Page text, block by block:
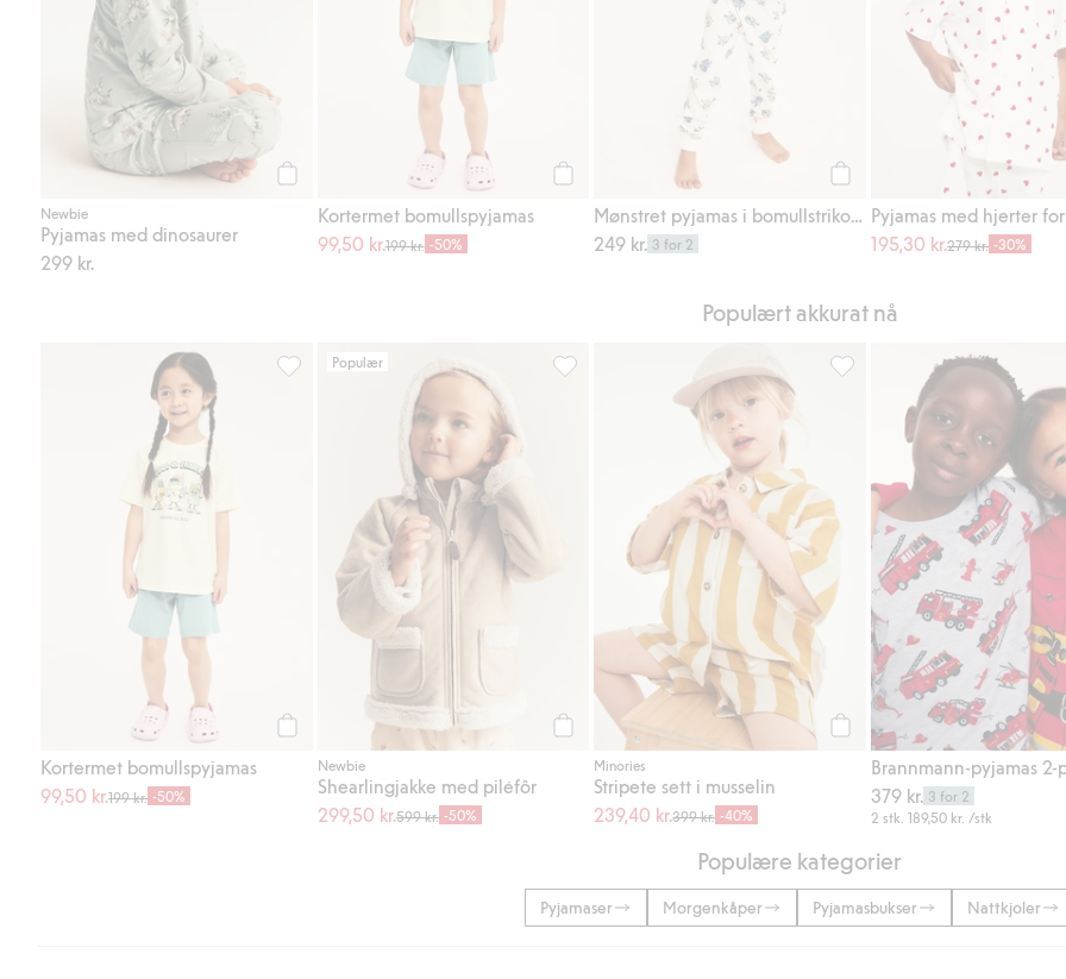
Newbie
Pyjamas med dinosaurer
299 kr.
Kortermet bomullspyjamas
99,50 kr.199 kr. -50%
Mønstret pyjamas i bomullstrikot med dinosaurmønster
249 kr. 3 for 2
Pyjamas med hjerter
195,30 kr.279 kr. -30%
Populært akkurat nå
Kortermet bomullspyjamas
99,50 kr.199 kr. -50%
Kortermet bomullspyjamas, Legg til i favoriter
Populær
Newbie
Shearlingjakke med piléfôr
299,50 kr.599 kr. -50%
Shearlingjakke med piléfôr, Legg til i favoriter
Legg til
Minories
Stripete sett i musselin
239,40 kr.399 kr. -40%
Stripete sett i musselin, Legg
Brannmann-pyjamas 2-
379 kr. 3 for 2
2 stk.189,50 kr. /stk
Populære kategorier
Pyjamaser Morgenkåper Pyjamasbukser Nattkjoler